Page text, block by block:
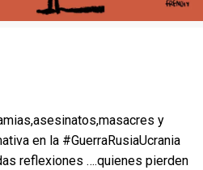
y
en la #GuerraRusiaUcrania
reflexiones ….quienes pierden